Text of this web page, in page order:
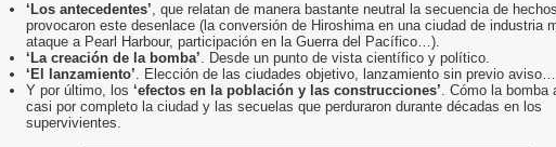
‘Los antecedentes’, que relatan de manera bastante neutral la secuencia de
provocaron este desenlace (la conversión de Hiroshima en una ciudad de industria
ataque a Pearl Harbour, participación en la Guerra del Pacífico…).
‘La creación de la bomba’. Desde un punto de vista científico y político.
‘El lanzamiento’. Elección de las ciudades objetivo, lanzamiento sin previo aviso…
Y por último, los ‘efectos en la población y las construcciones’. Cómo la bomba
casi por completo la ciudad y las secuelas que perduraron durante décadas en los
supervivientes.